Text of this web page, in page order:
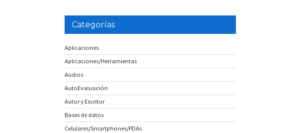
Categorías
Aplicaciones
Aplicaciones/Herramientas
Audios
AutoEvaluación
Autor y Escritor
Bases de datos
Celulares/Smartphones/PDAs